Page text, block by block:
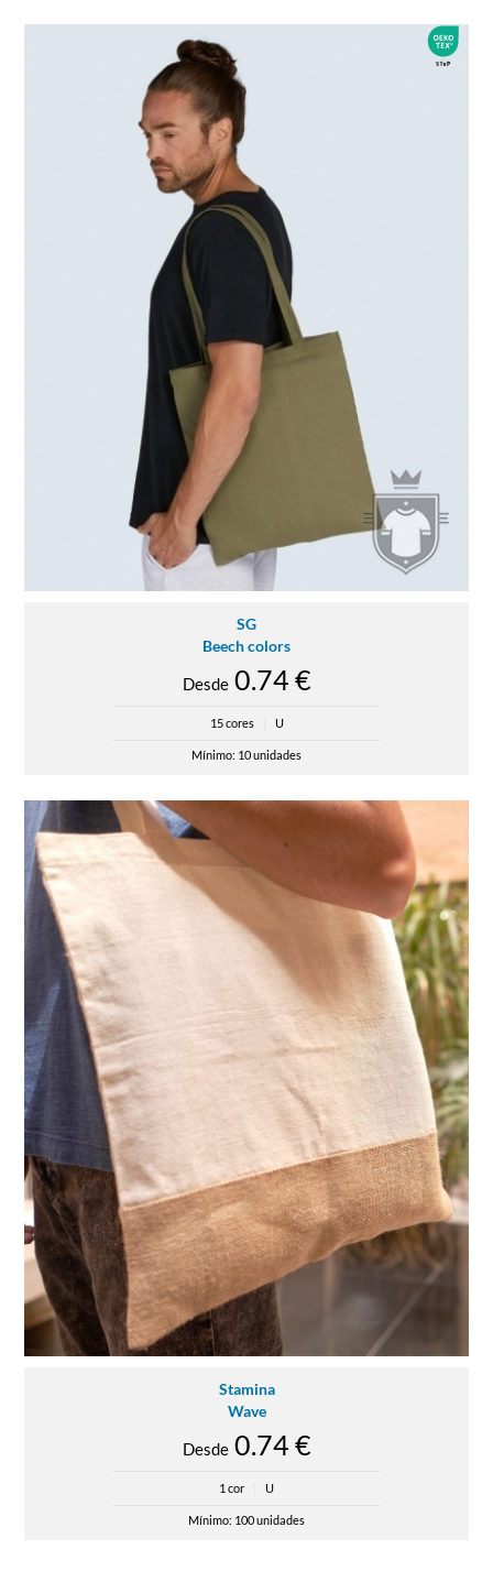
SG
Beech colors
Desde0.74 €
15 cores U
Mínimo: 10 unidades
Stamina
Wave
Desde0.74 €
1 cor U
Mínimo: 100 unidades